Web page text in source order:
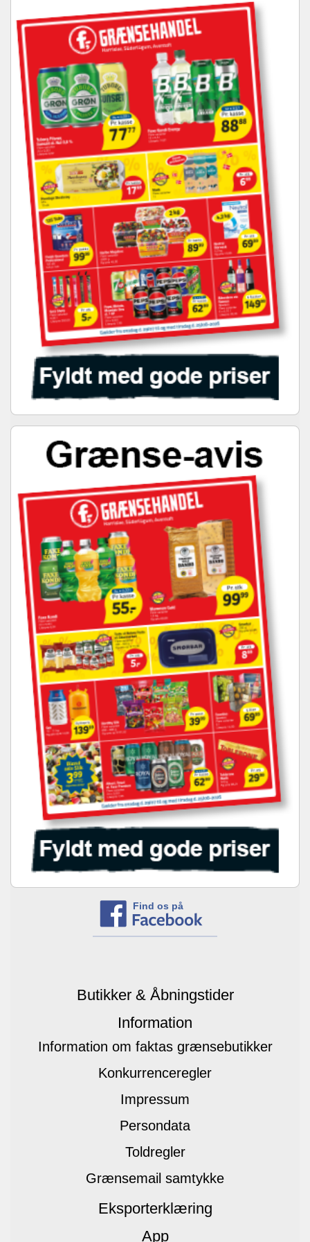
Find os på
Butikker & Åbningstider
Information
Information om faktas grænsebutikker
Konkurrenceregler
Impressum
Persondata
Toldregler
Grænsemail samtykke
Eksporterklæring
App